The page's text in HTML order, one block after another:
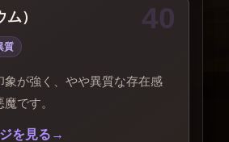
）
質
象が強く、やや異質な存在感
です。
を見る